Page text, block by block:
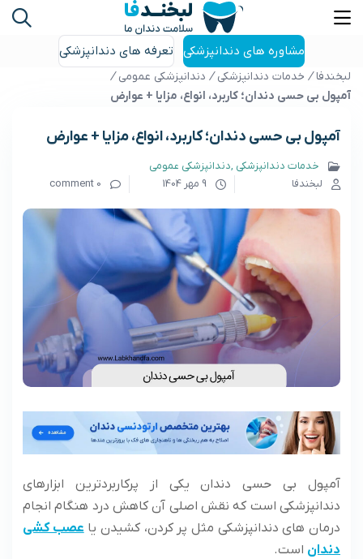
مشاوره های دندانپزشکی تعرفه های دندانپزشکی
لبخندفا / خدمات دندانپزشکی / دندانپزشکی عمومی /
آمپول بی حسی دندان؛ کاربرد، انواع، مزایا + عوارض
آمپول بی حسی دندان؛ کاربرد، انواع، مزایا + عوارض
خدمات دندانپزشکی دندانپزشکی عمومی
لبخندفا
9 مهر 1404 0 comment
آمپول بی حسی دندان یکی از پرکاربردترین ابزارهای
دندانپزشکی است که نقش اصلی آن کاهش درد هنگام انجام
درمان‌ های دندانپزشکی مثل پر کردن، کشیدن یا عصب‌ کشی
دندان است.